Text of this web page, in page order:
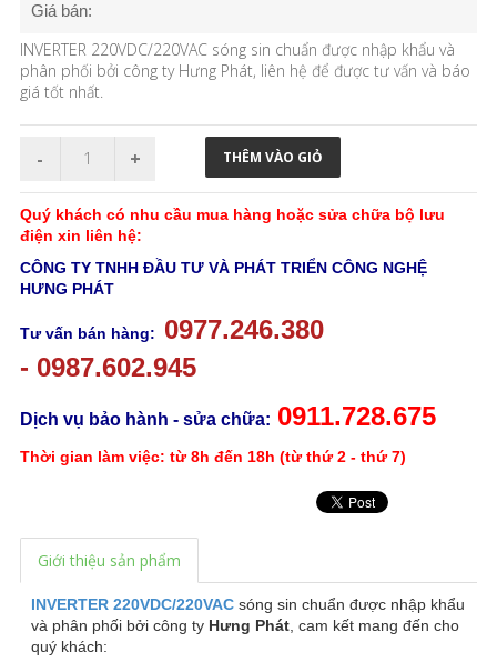
Giá bán:
INVERTER 220VDC/220VAC sóng sin chuẩn được nhập khẩu và
phân phối bởi công ty Hưng Phát, liên hệ để được tư vấn và báo
giá tốt nhất.
Quý khách có nhu cầu mua hàng hoặc sửa chữa bộ lưu
điện xin liên hệ:
CÔNG TY TNHH ĐẦU TƯ VÀ PHÁT TRIỂN CÔNG NGHỆ
HƯNG PHÁT
Tư vấn bán hàng:
0977.246.380
- 0987.602.945
Dịch vụ bảo hành - sửa chữa: 0911.728.675
Thời gian làm việc: từ 8h đến 18h (từ thứ 2 - thứ 7)
Giới thiệu sản phẩm
INVERTER 220VDC/220VAC sóng sin chuẩn được nhập khẩu
và phân phối bởi công ty Hưng Phát , cam kết mang đến cho
quý khách: